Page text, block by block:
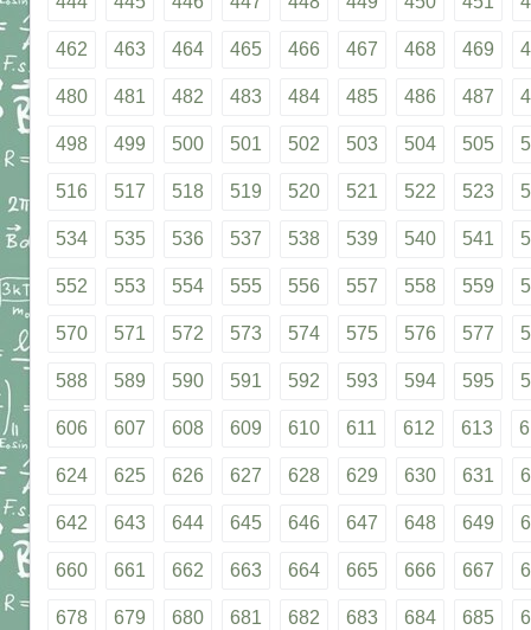
462 463 464 465 466 467 468 469
480 481 482 483 484 485 486 487
498 499 500 501 502 503 504 505
516 517 518 519 520 521 522 523
534 535 536 537 538 539 540 541
552 553 554 555 556 557 558 559
570 571 572 573 574 575 576 577
588 589 590 591 592 593 594 595
606 607 608 609 610 611 612 613
624 625 626 627 628 629 630 631
642 643 644 645 646 647 648 649
660 661 662 663 664 665 666 667
678 679 680 681 682 683 684 685